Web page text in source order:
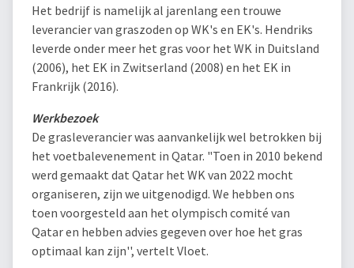
Het bedrijf is namelijk al jarenlang een trouwe
leverancier van graszoden op WK's en EK's. Hendriks
leverde onder meer het gras voor het WK in Duitsland
(2006), het EK in Zwitserland (2008) en het EK in
Frankrijk (2016).
Werkbezoek
De grasleverancier was aanvankelijk wel betrokken bij
het voetbalevenement in Qatar. "Toen in 2010 bekend
werd gemaakt dat Qatar het WK van 2022 mocht
organiseren, zijn we uitgenodigd. We hebben ons
toen voorgesteld aan het olympisch comité van
Qatar en hebben advies gegeven over hoe het gras
optimaal kan zijn'', vertelt Vloet.